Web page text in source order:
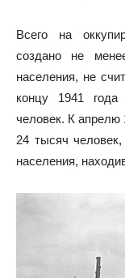
Всего на
создано не
населения, не
концу 1941
человек. К апрелю
24 тысяч
населения,